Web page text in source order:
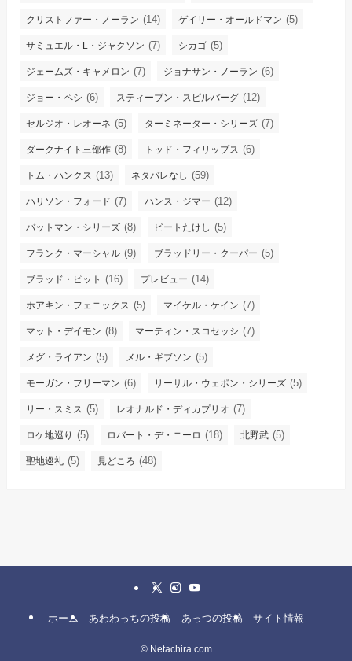
クリストファー・ノーラン (14) ゲイリー・オールドマン (5)
サミュエル・L・ジャクソン (7) シカゴ (5)
ジェームズ・キャメロン (7) ジョナサン・ノーラン (6)
ジョー・ペシ (6) スティーブン・スピルバーグ (12)
セルジオ・レオーネ (5) ターミネーター・シリーズ (7)
ダークナイト三部作 (8) トッド・フィリップス (6)
トム・ハンクス (13) ネタバレなし (59)
ハリソン・フォード (7) ハンス・ジマー (12)
バットマン・シリーズ (8) ビートたけし (5)
フランク・マーシャル (9) ブラッドリー・クーパー (5)
ブラッド・ピット (16) プレビュー (14)
ホアキン・フェニックス (5) マイケル・ケイン (7)
マット・デイモン (8) マーティン・スコセッシ (7)
メグ・ライアン (5) メル・ギブソン (5)
モーガン・フリーマン (6) リーサル・ウェポン・シリーズ (5)
リー・スミス (5) レオナルド・ディカプリオ (7)
ロケ地巡り (5) ロバート・デ・ニーロ (18) 北野武 (5)
聖地巡礼 (5) 見どころ (48)
ホーム あわわっちの投稿 あっつの投稿 サイト情報
©Netachira.com